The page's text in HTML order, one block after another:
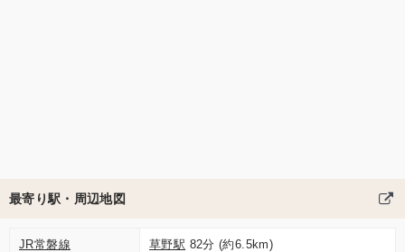
最寄り駅・周辺地図
JR常磐線 草野駅 82分 (約6.5km)